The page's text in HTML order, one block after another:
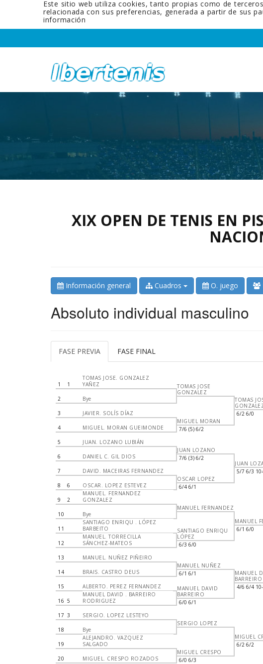
Este sitio web utiliza cookies, tanto propias como de
relacionada con sus preferencias, generada a partir de sus
información
XIX OPEN DE TENIS EN
Información general Cuadros O. juego
Absoluto individual masculino
FASE PREVIA FASE FINAL
1 1
TOMAS JOSE. GONZALEZ
YAÑEZ
2 Bye
3 JAVIER. SOLÍS DÍAZ
4 MIGUEL. MORAN GUEIMONDE
5 JUAN. LOZANO LUBIÁN
6 DANIEL C. GIL DIOS
7 DAVID. MACEIRAS FERNANDEZ
8 6 OSCAR. LOPEZ ESTEVEZ
9 2
MANUEL. FERNANDEZ
GONZALEZ
10 Bye
11
SANTIAGO ENRIQU . LÓPEZ
BARBEITO
12
MANUEL. TORRECILLA
SÁNCHEZ-MATEOS
13 MANUEL. NUÑEZ PIÑEIRO
14 BRAIS. CASTRO DEUS
15 ALBERTO. PEREZ FERNANDEZ
16 5
MANUEL DAVID . BARREIRO
RODRIGUEZ
17 3 SERGIO. LOPEZ LESTEYO
18 Bye
19
ALEJANDRO. VAZQUEZ
SALGADO
20 MIGUEL. CRESPO ROZADOS
TOMAS JOSE
GONZALEZ
MIGUEL MORAN
7/6 (5) 6/2
JUAN LOZANO
7/6 (3) 6/2
OSCAR LOPEZ
6/4 6/1
MANUEL FERNANDEZ
SANTIAGO ENRIQU
LÓPEZ
6/3 6/0
MANUEL NUÑEZ
6/1 6/1
MANUEL DAVID
BARREIRO
6/0 6/1
SERGIO LOPEZ
MIGUEL CRESPO
6/0 6/3
TOMAS
6/2 6/0
JUAN
5/7 6/3
MANUEL
6/1 6/0
MANUEL
BARREIRO
4/6 6/4
MIGUEL
6/2 6/2